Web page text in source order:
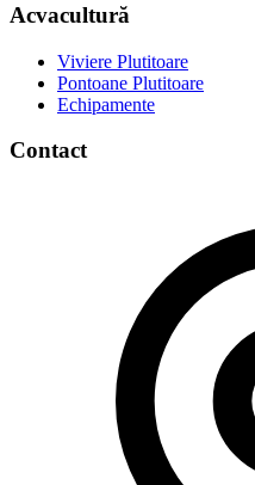
Acvacultură
Viviere Plutitoare
Pontoane Plutitoare
Echipamente
Contact